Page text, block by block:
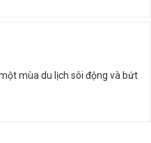
mùa du lịch sôi động và bứt